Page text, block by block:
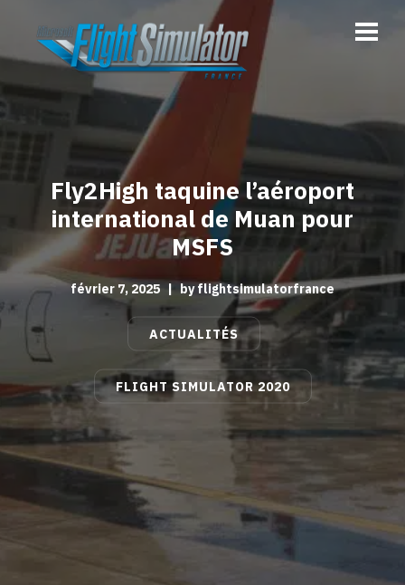
Fly2High taquine l’aéroport
international de Muan pour
MSFS
février 7, 2025 | byflightsimulatorfrance
ACTUALITÉS
FLIGHT SIMULATOR 2020